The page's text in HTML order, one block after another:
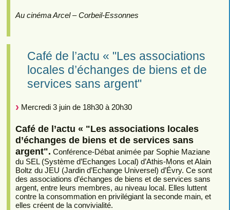
Au cinéma Arcel – Corbeil-Essonnes
Café de l’actu « "Les associations
locales d’échanges de biens et de
services sans argent"
Mercredi 3 juin de 18h30 à 20h30
Café de l’actu « "Les associations locales
d’échanges de biens et de services sans
argent". Conférence-Débat animée par Sophie Maziane
du SEL (Système d’Echanges Local) d’Athis-Mons et Alain
Boltz du JEU (Jardin d’Echange Universel) d’Évry. Ce sont
des associations d’échanges de biens et de services sans
argent, entre leurs membres, au niveau local. Elles luttent
contre la consommation en privilégiant la seconde main, et
elles créent de la convivialité.